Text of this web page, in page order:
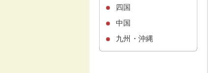
四国
中国
九州・沖縄